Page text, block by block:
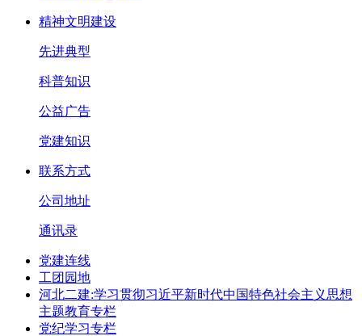
精神文明建设
先进典型
科普知识
公益广告
党建知识
联系方式
公司地址
通讯录
党建连线
工团园地
河北二建:学习贯彻习近平新时代中国特色社会主义思想
主题教育专栏
党纪学习专栏